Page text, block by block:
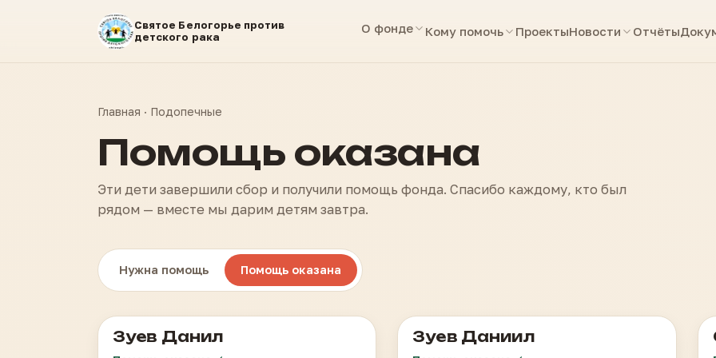
Святое Белогорье против
детского рака
О фонде Кому помочь ПроектыНовости Отчёты
Главная · Подопечные
Помощь оказана
Эти дети завершили сбор и получили помощь фонда. Спасибо каждому, кто был
рядом — вместе мы дарим детям завтра.
Нужна помощь Помощь оказана
Острый лимфобластный лейкоз
Зуев Данил Лейкоз
Зуев Даниил